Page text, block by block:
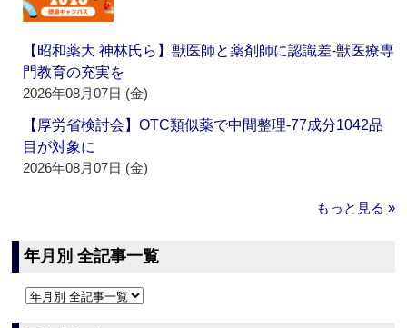
【昭和薬大 神林氏ら】獣医師と薬剤師に認識差‐獣医療専
門教育の充実を
2026年08月07日 (金)
【厚労省検討会】OTC類似薬で中間整理‐77成分1042品
目が対象に
2026年08月07日 (金)
もっと見る »
年月別 全記事一覧